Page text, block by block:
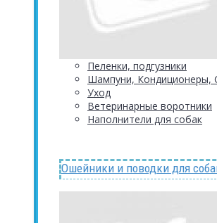
Пеленки, подгузники
Шампуни, Кондиционеры,
Уход
Ветеринарные воротники
Наполнители для собак
Ошейники и поводки для